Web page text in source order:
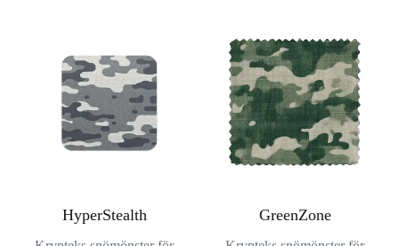
HyperStealth GreenZone